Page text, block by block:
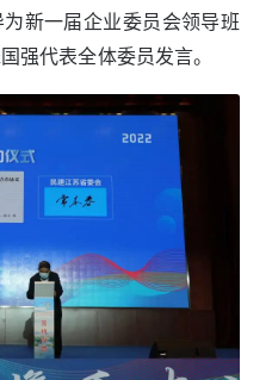
新一届企业委员会领导班
强代表全体委员发言。